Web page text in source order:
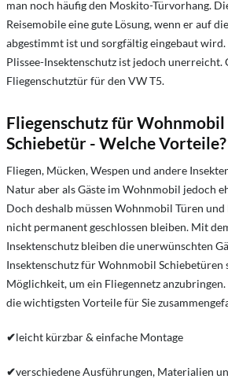
man noch häufig den Moskito-Türvorhang.
Reisemobile eine gute Lösung, wenn er auf
abgestimmt ist und sorgfältig eingebaut
Plissee-Insektenschutz ist jedoch unerreicht.
Fliegenschutztür für den VW T5.
Fliegenschutz für Wohnmobil
Schiebetür - Welche Vorteile?
Fliegen, Mücken, Wespen und andere
Natur aber als Gäste im Wohnmobil jedoch
Doch deshalb müssen Wohnmobil Türen
nicht permanent geschlossen bleiben. Mit
Insektenschutz bleiben die unerwünschten
Insektenschutz für Wohnmobil Schiebetüren
Möglichkeit, um ein Fliegennetz
die wichtigsten Vorteile für Sie
✔leicht kürzbar & einfache Montage
✔verschiedene Ausführungen, Materialien